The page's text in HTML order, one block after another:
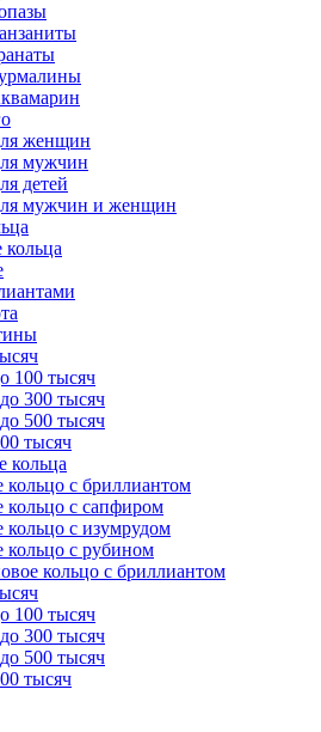
женщин
мужчин
детей
мужчин и женщин
100 тысяч
300 тысяч
500 тысяч
тысяч
кольца
кольцо с бриллиантом
кольцо с сапфиром
кольцо с изумрудом
кольцо с рубином
кольцо с бриллиантом
100 тысяч
300 тысяч
500 тысяч
тысяч